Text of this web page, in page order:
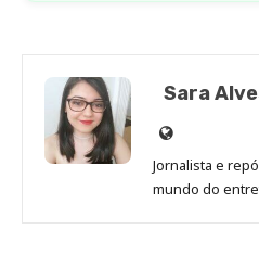
Sara
Site
de
Sara
Jornalista e
mundo do